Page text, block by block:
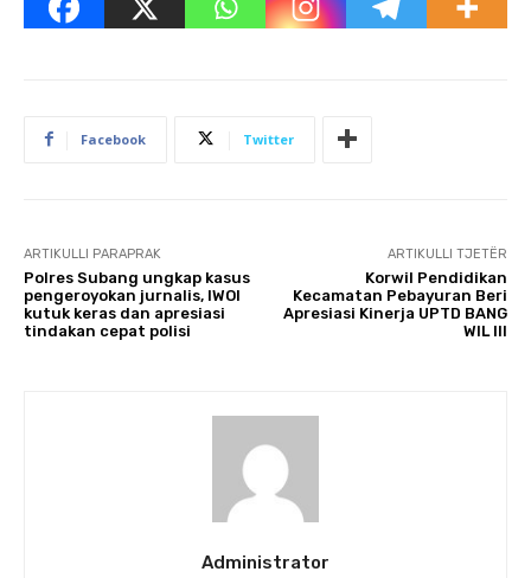
Facebook Twitter
ARTIKULLI PARAPRAK
Polres Subang ungkap kasus
pengeroyokan jurnalis, IWOI
kutuk keras dan apresiasi
tindakan cepat polisi
ARTIKULLI TJETËR
Korwil Pendidikan
Kecamatan Pebayuran Beri
Apresiasi Kinerja UPTD BANG
WIL III
Administrator